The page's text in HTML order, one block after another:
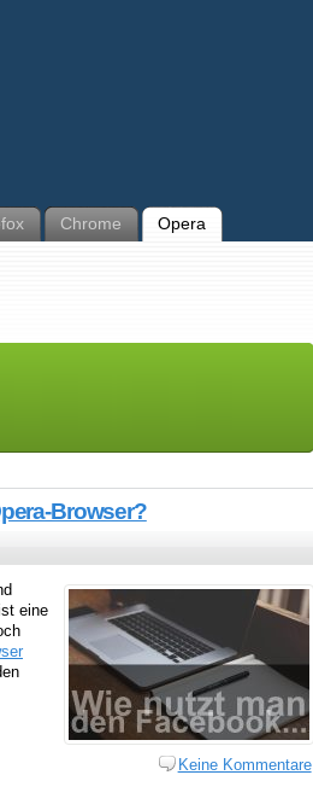
Chrome Opera
Browser?
eine
Keine Kommentare